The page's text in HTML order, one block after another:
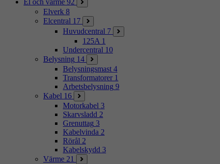
El och värme 92
Elverk 8
Elcentral 17
Huvudcentral 7
125A 1
Undercentral 10
Belysning 14
Belysningsmast 4
Transformatorer 1
Arbetsbelysning 9
Kabel 16
Motorkabel 3
Skarvsladd 2
Grenuttag 3
Kabelvinda 2
Rörål 2
Kabelskydd 3
Värme 21